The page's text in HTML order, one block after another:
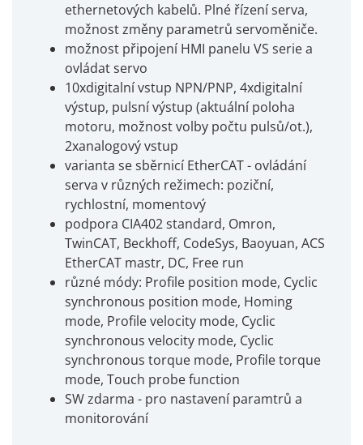
ethernetových kabelů. Plné řízení serva,
možnost změny parametrů servoměniče.
možnost připojení HMI panelu VS serie a
ovládat servo
10xdigitalní vstup NPN/PNP, 4xdigitalní
výstup, pulsní výstup (aktuální poloha
motoru, možnost volby počtu pulsů/ot.),
2xanalogový vstup
varianta se sběrnicí EtherCAT - ovládání
serva v různých režimech: poziční,
rychlostní, momentový
podpora CIA402 standard, Omron,
TwinCAT, Beckhoff, CodeSys, Baoyuan, ACS
EtherCAT mastr, DC, Free run
různé módy: Profile position mode, Cyclic
synchronous position mode, Homing
mode, Profile velocity mode, Cyclic
synchronous velocity mode, Cyclic
synchronous torque mode, Profile torque
mode, Touch probe function
SW zdarma - pro nastavení paramtrů a
monitorování